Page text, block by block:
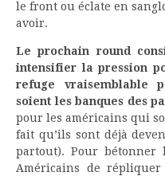
le front ou éclate en
avoir.
Le prochain round
intensifier la pression
refuge vraisemblable
soient les banques des
pour les américains qui
fait qu’ils sont déjà
partout). Pour
Américains de